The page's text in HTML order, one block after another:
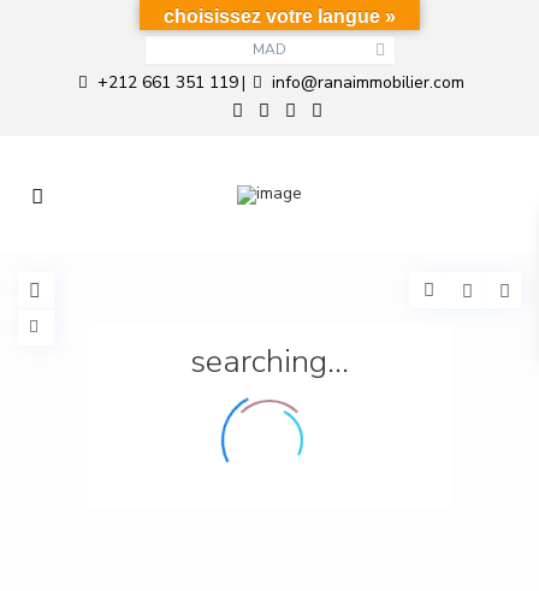
MAD
+212 661 351 119| info@ranaimmobilier.com
searching...
choisissez votre langue »